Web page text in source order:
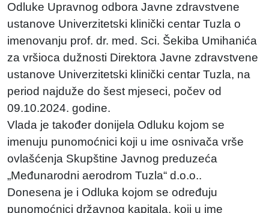
Odluke Upravnog odbora Javne zdravstvene
ustanove Univerzitetski klinički centar Tuzla o
imenovanju prof. dr. med. Sci. Šekiba Umihanića
za vršioca dužnosti Direktora Javne zdravstvene
ustanove Univerzitetski klinički centar Tuzla, na
period najduže do šest mjeseci, počev od
09.10.2024. godine.
Vlada je također donijela Odluku kojom se
imenuju punomoćnici koji u ime osnivača vrše
ovlašćenja Skupštine Javnog preduzeća
„Međunarodni aerodrom Tuzla“ d.o.o..
Donesena je i Odluka kojom se određuju
punomoćnici državnog kapitala, koji u ime